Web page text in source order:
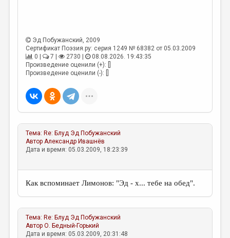
ОБЗОР ЛИТЕРАТУРЫ
СТРАНИЦЫ ПАМЯТИ
КОЛОНКА РЕДАКТОРА
РЕДКОЛЛЕГИЯ
ОТ РЕДАКЦИИ
ЛИТЕРАТУРОВЕДЕНИЕ
КУЛЬТУРОВЕДЕНИЕ
ПУБЛИЦИСТИКА
Эд Побужанский, 2009
Сертификат Поэзия.ру: серия 1249 № 68382 от 05.03.2009
0 |
7 | 2730 |
08.08.2026. 19:43:35
Произведение оценили (+): []
Произведение оценили (-): []
Тема: Re: Блуд Эд Побужанский
АвторАлександр Ивашнёв
Дата и время: 05.03.2009, 18:23:39
Как вспоминает Лимонов: "Эд - х... тебе на обед".
Тема: Re: Блуд Эд Побужанский
АвторО. Бедный-Горький
Дата и время: 05.03.2009, 20:31:48